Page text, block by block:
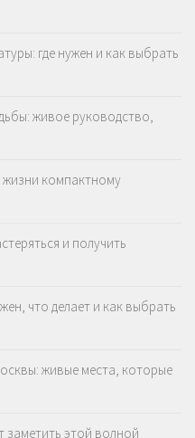
где нужен и как выбрать
живое руководство,
жизни компактному
и получить
что делает и как выбрать
живые места, которые
заметить этой волной